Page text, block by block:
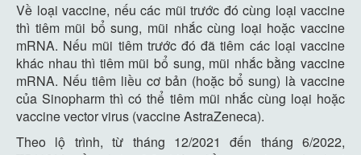
Về loại vaccine, nếu các mũi trước đó cùng loại vaccine
thì tiêm mũi bổ sung, mũi nhắc cùng loại hoặc vaccine
mRNA. Nếu mũi tiêm trước đó đã tiêm các loại vaccine
khác nhau thì tiêm mũi bổ sung, mũi nhắc bằng vaccine
mRNA. Nếu tiêm liều cơ bản (hoặc bổ sung) là vaccine
của Sinopharm thì có thể tiêm mũi nhắc cùng loại hoặc
vaccine vector virus (vaccine AstraZeneca).
Theo lộ trình, từ tháng 12/2021 đến tháng 6/2022,